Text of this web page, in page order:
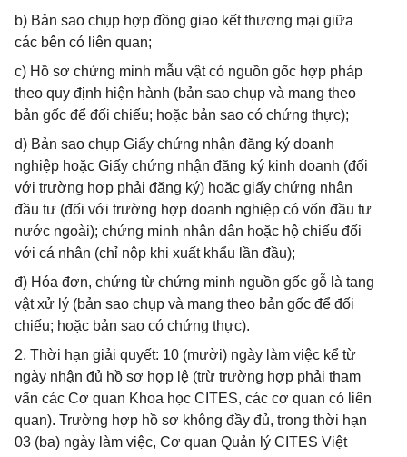
b) Bản sao chụp hợp đồng giao kết thương mại giữa
các bên có liên quan;
c) Hồ sơ chứng minh mẫu vật có nguồn gốc hợp pháp
theo quy định hiện hành (bản sao chụp và mang theo
bản gốc để đối chiếu; hoặc bản sao có chứng thực);
d) Bản sao chụp Giấy chứng nhận đăng ký doanh
nghiệp hoặc Giấy chứng nhận đăng ký kinh doanh (đối
với trường hợp phải đăng ký) hoặc giấy chứng nhận
đầu tư (đối với trường hợp doanh nghiệp có vốn đầu tư
nước ngoài); chứng minh nhân dân hoặc hộ chiếu đối
với cá nhân (chỉ nộp khi xuất khẩu lần đầu);
đ) Hóa đơn, chứng từ chứng minh nguồn gốc gỗ là tang
vật xử lý (bản sao chụp và mang theo bản gốc để đối
chiếu; hoặc bản sao có chứng thực).
2. Thời hạn giải quyết: 10 (mười) ngày làm việc kể từ
ngày nhận đủ hồ sơ hợp lệ (trừ trường hợp phải tham
vấn các Cơ quan Khoa học CITES, các cơ quan có liên
quan). Trường hợp hồ sơ không đầy đủ, trong thời hạn
03 (ba) ngày làm việc, Cơ quan Quản lý CITES Việt